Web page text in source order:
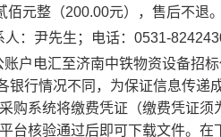
佰元整（200.00元），售后不退
：尹先生；电话： 0531-
户电汇至济南中铁物资设备招
银行情况不同，为保证信息传递
购系统将缴费凭证（缴费凭证
台核验通过后即可下载文件。